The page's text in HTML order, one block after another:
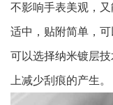
不影响手表美观，
适中，贴附简单，
可以选择纳米镀层
上减少刮痕的产生。